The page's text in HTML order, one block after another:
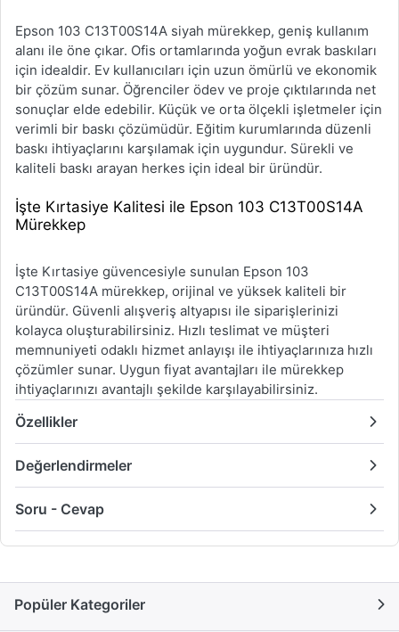
Epson 103 C13T00S14A siyah mürekkep, geniş kullanım
alanı ile öne çıkar. Ofis ortamlarında yoğun evrak baskıları
için idealdir. Ev kullanıcıları için uzun ömürlü ve ekonomik
bir çözüm sunar. Öğrenciler ödev ve proje çıktılarında net
sonuçlar elde edebilir. Küçük ve orta ölçekli işletmeler için
verimli bir baskı çözümüdür. Eğitim kurumlarında düzenli
baskı ihtiyaçlarını karşılamak için uygundur. Sürekli ve
kaliteli baskı arayan herkes için ideal bir üründür.
İşte Kırtasiye Kalitesi ile Epson 103 C13T00S14A
Mürekkep
İşte Kırtasiye güvencesiyle sunulan Epson 103
C13T00S14A mürekkep, orijinal ve yüksek kaliteli bir
üründür. Güvenli alışveriş altyapısı ile siparişlerinizi
kolayca oluşturabilirsiniz. Hızlı teslimat ve müşteri
memnuniyeti odaklı hizmet anlayışı ile ihtiyaçlarınıza hızlı
çözümler sunar. Uygun fiyat avantajları ile mürekkep
ihtiyaçlarınızı avantajlı şekilde karşılayabilirsiniz.
Özellikler
Değerlendirmeler
Soru - Cevap
Popüler Kategoriler